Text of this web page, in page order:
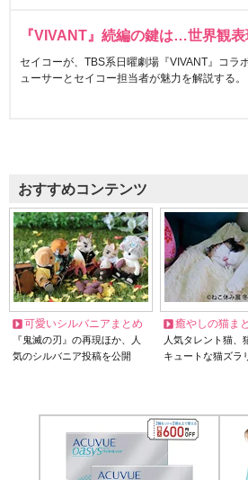
『VIVANT』続編の鍵は…世界観
セイコーが、TBS系日曜劇場『VIVANT』コラ
ューサーとセイコー担当者が魅力を解説する。
おすすめコンテンツ
可愛いシルバニアまとめ
『鬼滅の刃』の再現ほか、人
気のシルバニア投稿を公開
癒やしの猫ま
人気タレント猫
キュートな猫ズラ